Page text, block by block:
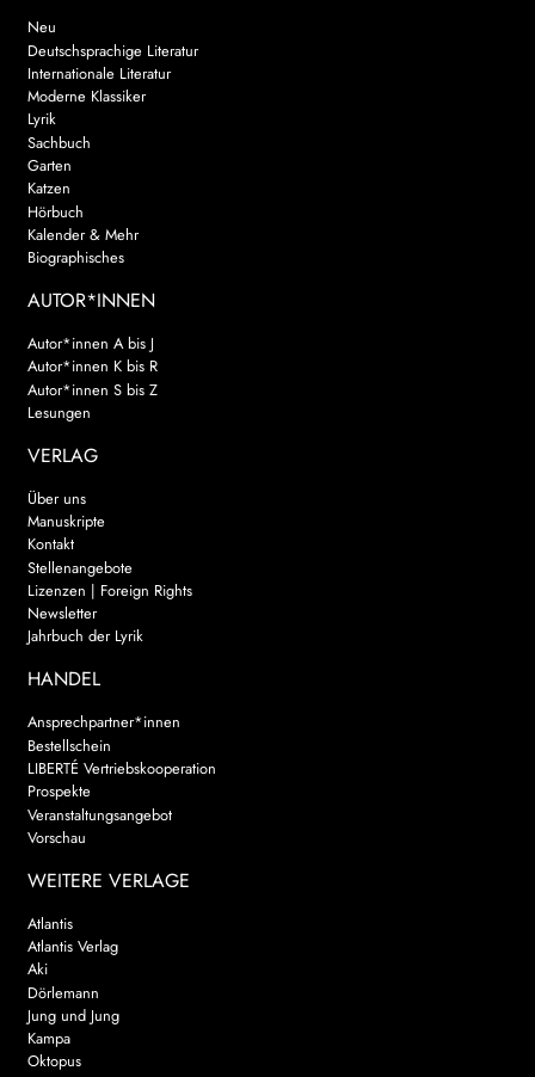
Neu
Deutschsprachige Literatur
Internationale Literatur
Moderne Klassiker
Lyrik
Sachbuch
Garten
Katzen
Hörbuch
Kalender & Mehr
Biographisches
AUTOR*INNEN
Autor*innen A bis J
Autor*innen K bis R
Autor*innen S bis Z
Lesungen
VERLAG
Über uns
Manuskripte
Kontakt
Stellenangebote
Lizenzen | Foreign Rights
Newsletter
Jahrbuch der Lyrik
HANDEL
Ansprechpartner*innen
Bestellschein
LIBERTÉ Vertriebskooperation
Prospekte
Veranstaltungsangebot
Vorschau
WEITERE VERLAGE
Atlantis
Atlantis Verlag
Aki
Dörlemann
Jung und Jung
Kampa
Oktopus